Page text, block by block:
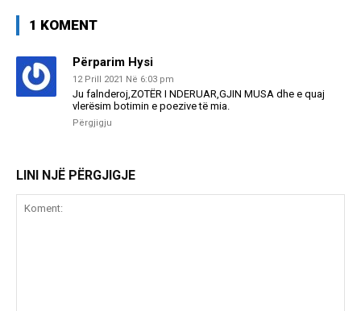
1 KOMENT
Përparim Hysi
12 Prill 2021 Në 6:03 pm
Ju falnderoj,ZOTËR I NDERUAR,GJIN MUSA dhe e quaj
vlerësim botimin e poezive të mia.
Përgjigju
LINI NJË PËRGJIGJE